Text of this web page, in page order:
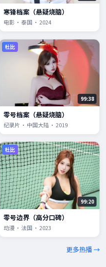
寒锋档案（悬疑烧脑）
电影 · 泰国 · 2024
杜比
99:38
零号档案（悬疑烧脑）
纪录片 · 中国大陆 · 2019
杜比
99:20
零号边界（高分口碑）
动漫 · 法国 · 2023
更多热播 →